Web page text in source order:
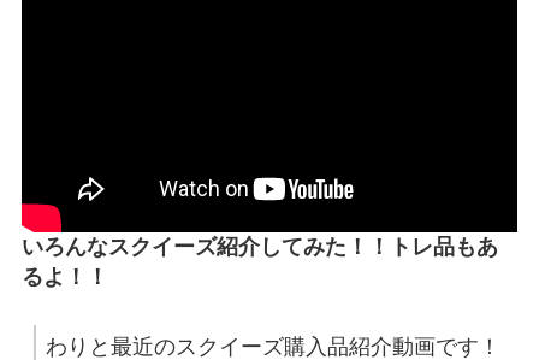
いろんなスクイーズ紹介してみた！！トレ品もあ
るよ！！
わりと最近のスクイーズ購入品紹介動画です！